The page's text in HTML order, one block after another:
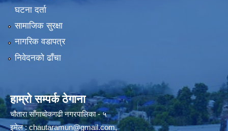
घटना दर्ता
सामाजिक सुरक्षा
नागरिक वडापत्र
निवेदनको ढाँचा
हाम्रो सम्पर्क ठेगाना
चौतारा साँगाचोकगढी नगरपालिका - ५
इमेल :chautaramun@gmail.com,